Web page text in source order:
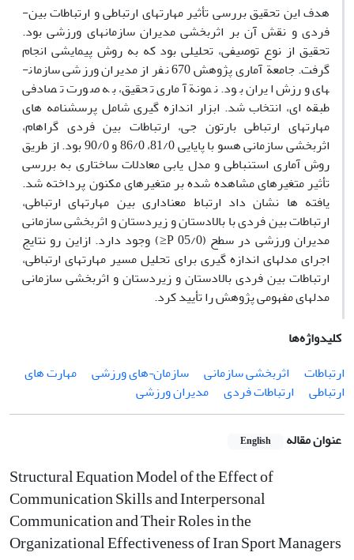
هدف این تحقیق بررسی تأثیر مهارت­های ارتباطی و ارتباطات بین­
فردی و نقش آن بر اثربخشی مدیران سازمان­های ورزشی بود.
تحقیق از نوع توصیفی، تحلیلی بود که به روش پیمایشی انجام
گرفت. جامعة آماری پژوهش 670 نفر از مدیران ورزشی سازمان­
های ورزش ایران بود. نمونة آماری تحقیق، به­ صورت تصادفی
طبقه­ ای، انتخاب شد. ابزار اندازه­ گیری شامل پرسشنامه­ های
مهارت­های ارتباطی بارتون جی، ارتباطات بین­ فردی گراهام،
اثربخشی سازمانی هسو با پایایی 81/0، 86/0 و 90/0 بود. از طریق
روش آماری استنباطی و مدل­ یابی معادلات ساختاری به بررسی
تأثیر متغیرهای مشاهده­ شده بر متغیرهای مکنون پرداخته شد.
یافته­ ها نشان داد ارتباط معناداری بین مهارت­های ارتباطی،
ارتباطات بین­ فردی با بالادستان و زیردستان و اثربخشی سازمانی
مدیران ورزشی در سطح (05/0 P≤) وجود دارد. ازاین­ رو نتایج
اجرای مدل­های اندازه­ گیری برای تحلیل مسیر مهارت­های ارتباطی،
ارتباطات بین ­فردی بالادستان و زیردستان و اثربخشی سازمانی
مدل­های مفهومی پژوهش را تأیید کرد.
کلیدواژه‌ها
ارتباطات
اثربخشی سازمانی سازمان¬های ورزشی
مهارت های
ارتباطی
ارتباطات فردی مدیران ورزشی
عنوان مقاله English
Structural Equation Model of the Effect of
Communication Skills and Interpersonal
Communication and Their Roles in the
Organizational Effectiveness of Iran Sport Managers